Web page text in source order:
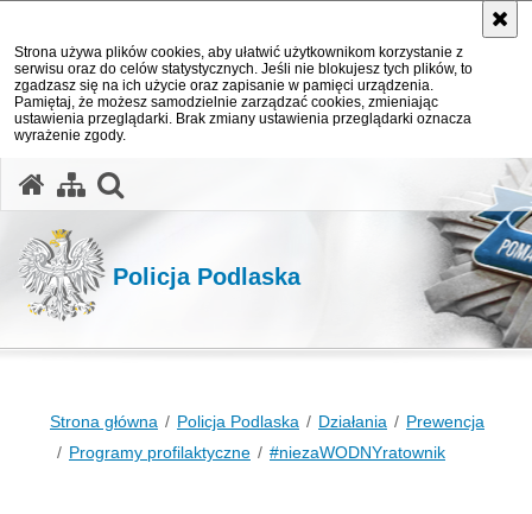
Strona używa plików cookies, aby ułatwić użytkownikom korzystanie z
serwisu oraz do celów statystycznych. Jeśli nie blokujesz tych plików, to
zgadzasz się na ich użycie oraz zapisanie w pamięci urządzenia.
Pamiętaj, że możesz samodzielnie zarządzać cookies, zmieniając
ustawienia przeglądarki. Brak zmiany ustawienia przeglądarki oznacza
wyrażenie zgody.
Policja Podlaska
Strona główna Policja Podlaska Działania
Prewencja
Programy profilaktyczne
#niezaWODNYratownik